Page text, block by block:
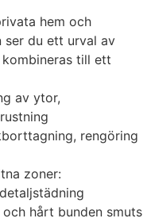
hem och
ser du ett urval av
till ett
av ytor,
rengöring
zoner:
hårt bunden smuts